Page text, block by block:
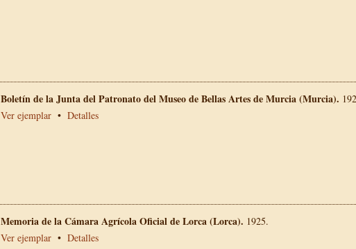
Boletín de la Junta del Patronato del Museo de Bellas Artes de Murcia (Murcia).
Ver ejemplar • Detalles
Memoria de la Cámara Agrícola Oficial de Lorca (Lorca). 1925.
Ver ejemplar • Detalles